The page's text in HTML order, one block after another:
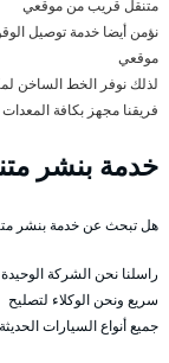
متنقل قريب من موقعي
نؤمن أيضا خدمة توصيل
موقعي
لذلك نوفر الخط الساخن
فريقنا مجهز بكافة
خدمة بنشر
هل تبحث عن خدمة بنشر
راسلنا نحن الشركة
سريع ونحن الوكلاء لتصليح
جميع أنواع السيارات